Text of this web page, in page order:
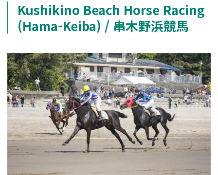
Kushikino Beach Horse Racing
(Hama-Keiba) / 串木野浜競馬